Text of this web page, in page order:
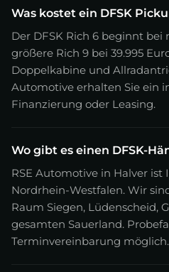
Was kostet ein DFSK
Der DFSK Rich 6 beginnt bei
größere Rich 9 bei 39.995
Doppelkabine und
Automotive erhalten Sie ein
Finanzierung oder Leasing.
Wo gibt es einen DFSK-
RSE Automotive in Halver ist
Nordrhein-Westfalen. Wir
Raum Siegen, Lüdenscheid,
gesamten Sauerland.
Terminvereinbarung möglich.